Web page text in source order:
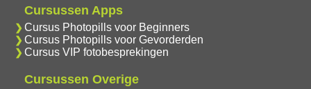
Cursussen Apps
Cursus Photopills voor Beginners
Cursus Photopills voor Gevorderden
Cursus VIP fotobesprekingen
Cursussen Overige